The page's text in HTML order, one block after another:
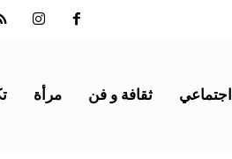
اجتماعي ثقافة و فن مرأة